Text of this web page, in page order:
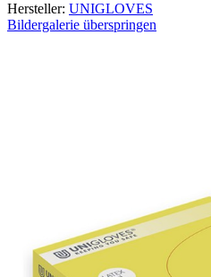
Hersteller: UNIGLOVES
Bildergalerie überspringen